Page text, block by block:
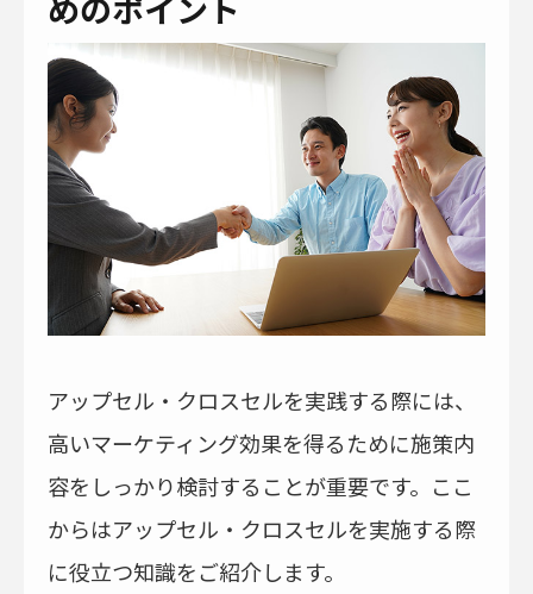
めのポイント
アップセル・クロスセルを実践する際には、
高いマーケティング効果を得るために施策内
容をしっかり検討することが重要です。ここ
からはアップセル・クロスセルを実施する際
に役立つ知識をご紹介します。